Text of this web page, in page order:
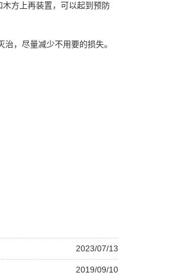
方上再装置，可以起到预防
，尽量减少不用要的损失。
2023/07/13
2019/09/10